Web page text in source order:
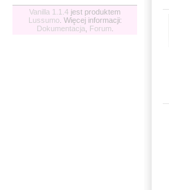
Vanilla 1.1.4 jest produktem
Lussumo. Więcej informacji:
Dokumentacja
Forum